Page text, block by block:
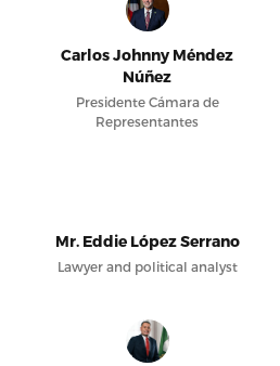
Carlos Johnny Méndez
Núñez
Presidente Cámara de
Representantes
Mr. Eddie López Serrano
Lawyer and political analyst